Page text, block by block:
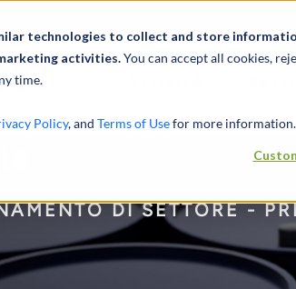
technologies to collect and store
activities.You can accept all cookies,
time.
Policy, and Terms of Usefor more information.
DI SETTORE -